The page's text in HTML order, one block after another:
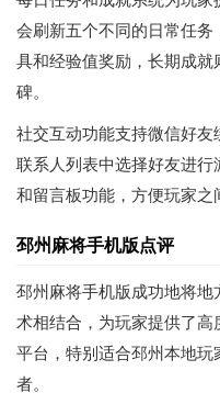
会刷新五个不同的日常任
具和经验值奖励，长期成
碑。
社交互动功能支持微信好
联系人列表中选择好友进
和留言板功能，方便玩家之
邳州麻将手机版点评
邳州麻将手机版成功地将
术相结合，为玩家提供了
平台，特别适合邳州本地
者。